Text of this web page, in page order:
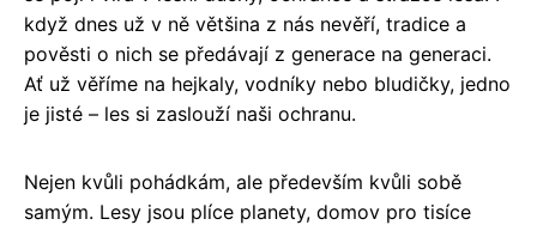
když dnes už v ně většina z nás nevěří, tradice a
pověsti o nich se předávají z generace na generaci.
Ať už věříme na hejkaly, vodníky nebo bludičky, jedno
je jisté – les si zaslouží naši ochranu.
Nejen kvůli pohádkám, ale především kvůli sobě
samým. Lesy jsou plíce planety, domov pro tisíce